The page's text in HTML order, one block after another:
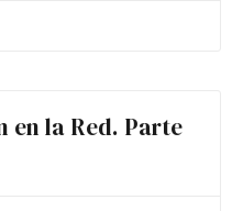
en la Red. Parte